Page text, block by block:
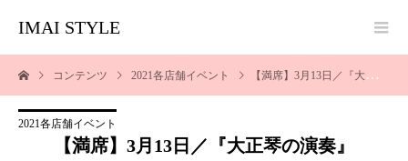
IMAI STYLE
コンテンツ 2021各店舗イベント 【満席】3月13日／『大正琴の演奏』
2021各店舗イベント
【満席】3月13日／『大正琴の演奏』